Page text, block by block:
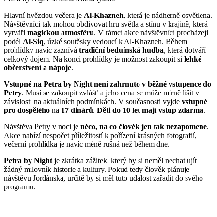
Hlavní hvězdou večera je Al-Khazneh, která je nádherně osvětlena.
Návštěvníci tak mohou obdivovat hru světla a stínu v krajině, která
vytvářímagickou atmosféru. V rámci akce návštěvníci procházejí
podél Al-Siq, úzké soutěsky vedoucí k Al-Khazneh. Během
prohlídky navíc zaznívá tradiční beduínská hudba, která dotváří
celkový dojem. Na konci prohlídky je možnost zakoupit si lehké
občerstvení a nápoje.
Vstupné na Petra by Night není zahrnuto v běžné vstupence do
Petry. Musí se zakoupit zvlášť a jeho cena se může mírně lišit v
závislosti na aktuálních podmínkách. V současnosti vyjde vstupné
pro dospělého na 17 dinárů. Děti do 10 let mají vstup zdarma.
Návštěva Petry v noci je něco, na co člověk jen tak nezapomene.
Akce nabízí nespočet příležitostí k pořízení krásných fotografií,
večerní prohlídka je navíc méně rušná než během dne.
Petra by Night je zkrátka zážitek, který by si neměl nechat ujít
žádný milovník historie a kultury. Pokud tedy člověk plánuje
návštěvu Jordánska, určitě by si měl tuto událost zařadit do svého
programu.